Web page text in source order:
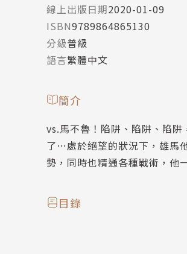
線上出版日期2020-01-09
ISBN9789864865130
分級普級
語言繁體中文
簡介
vs.馬不魯！陷阱、陷阱、陷
了…處於絕望的狀況下，雄馬
勢，同時也精通各種戰術，他
目錄